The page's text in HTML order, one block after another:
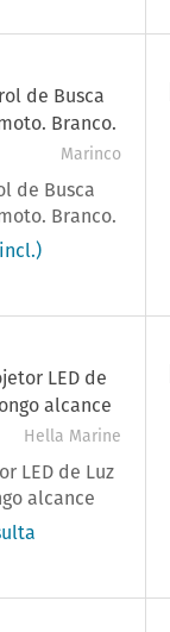
Marinco
de Busca
Branco.
Hella Marine
LED de Luz
alcance